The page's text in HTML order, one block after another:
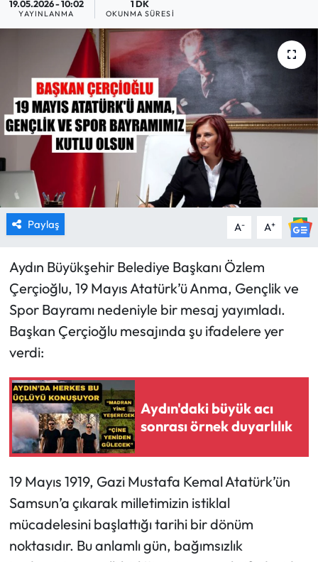
19.05.2026 - 10:02
YAYINLANMA
1 DK
OKUNMA SÜRESI
Paylaş A- A+
Aydın Büyükşehir Belediye Başkanı Özlem
Çerçioğlu, 19 Mayıs Atatürk’ü Anma, Gençlik ve
Spor Bayramı nedeniyle bir mesaj yayımladı.
Başkan Çerçioğlu mesajında şu ifadelere yer
verdi:
Aydın'daki büyük acı
sonrası örnek duyarlılık
19 Mayıs 1919, Gazi Mustafa Kemal Atatürk’ün
Samsun’a çıkarak milletimizin istiklal
mücadelesini başlattığı tarihi bir dönüm
noktasıdır. Bu anlamlı gün, bağımsızlık
MAGAZİN
SAĞLIK
SİYASET
SPOR
TURİZM
RESMİ İLANLAR
HABER İLAN